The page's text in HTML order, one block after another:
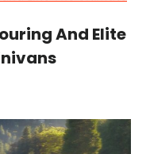
And Elite